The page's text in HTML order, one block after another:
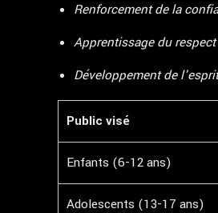
Renforcement de la
Apprentissage du
Développement de
Public visé
Enfants (6-12 ans)
Adolescents (13-17 ans)